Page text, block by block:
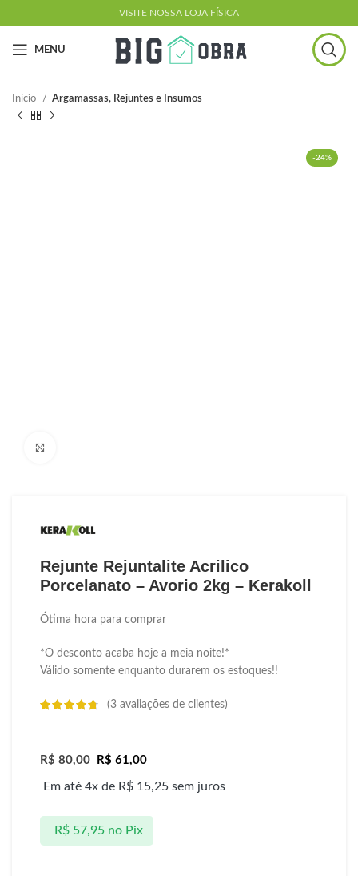
VISITE NOSSA LOJA FÍSICA
MENU
Início Argamassas, Rejuntes e Insumos
-24%
Rejunte Rejuntalite Acrilico
Porcelanato – Avorio 2kg – Kerakoll
Ótima hora para comprar
*O desconto acaba hoje a meia noite!*
Válido somente enquanto durarem os estoques!!
(3 avaliações de clientes)
R$80,00 R$ 61,00
Em até 4x de R$ 15,25 sem juros
R$57,95 no Pix